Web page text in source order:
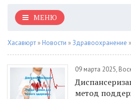
МЕНЮ
Хасавюрт » Новости »Здравоохранение
09 марта 2025,
метод